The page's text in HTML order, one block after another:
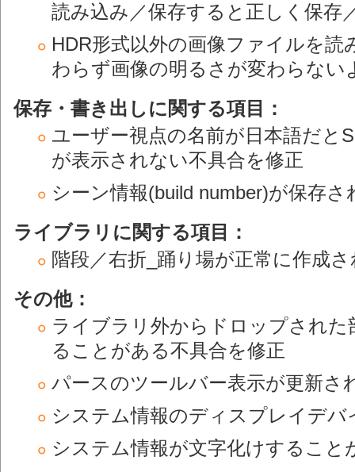
読み込み／保存すると正しく保存
HDR形式以外の画像ファイルを
わらず画像の明るさが変わらない
保存・書き出しに関する項目：
ユーザー視点の名前が日本語だと
が表示されない不具合を修正
シーン情報(build number)が保存
ライブラリに関する項目：
階段／右折_踊り場が正常に作成
その他：
ライブラリ外からドロップされ
ることがある不具合を修正
パースのツールバー表示が更新さ
システム情報のディスプレイデバ
システム情報が文字化けすること